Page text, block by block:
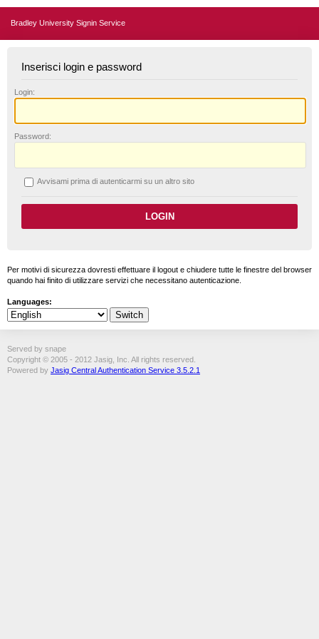
Bradley University Signin Service
Inserisci login e password
L ogin:
Password:
Avvisami prima di autenticarmi su un altro sito
Per motivi di sicurezza dovresti effettuare il logout e chiudere tutte le finestre del browser
quando hai finito di utilizzare servizi che necessitano autenticazione.
Languages:
Served by snape
Copyright © 2005 - 2012 Jasig, Inc. All rights reserved.
Powered by Jasig Central Authentication Service 3.5.2.1